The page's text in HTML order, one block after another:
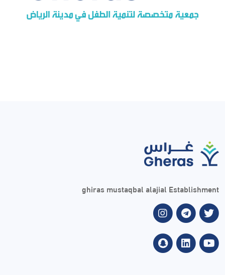
ghiras mustaqbal alajial Establishment